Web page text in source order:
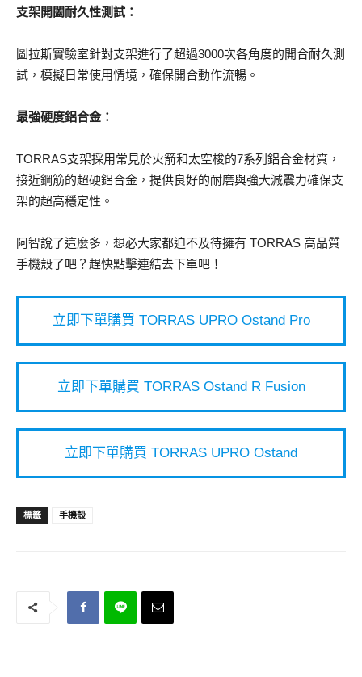
支架開闔耐久性測試：
圖拉斯實驗室針對支架進行了超過3000次各角度的開合耐久測
試，模擬日常使用情境，確保開合動作流暢。
最強硬度鋁合金：
TORRAS支架採用常見於火箭和太空梭的7系列鋁合金材質，
接近鋼筋的超硬鋁合金，提供良好的耐磨與強大減震力確保支
架的超高穩定性。
阿智說了這麼多，想必大家都迫不及待擁有 TORRAS 高品質
手機殼了吧？趕快點擊連結去下單吧！
立即下單購買 TORRAS UPRO Ostand Pro
立即下單購買 TORRAS Ostand R Fusion
立即下單購買 TORRAS UPRO Ostand
標籤 手機殼